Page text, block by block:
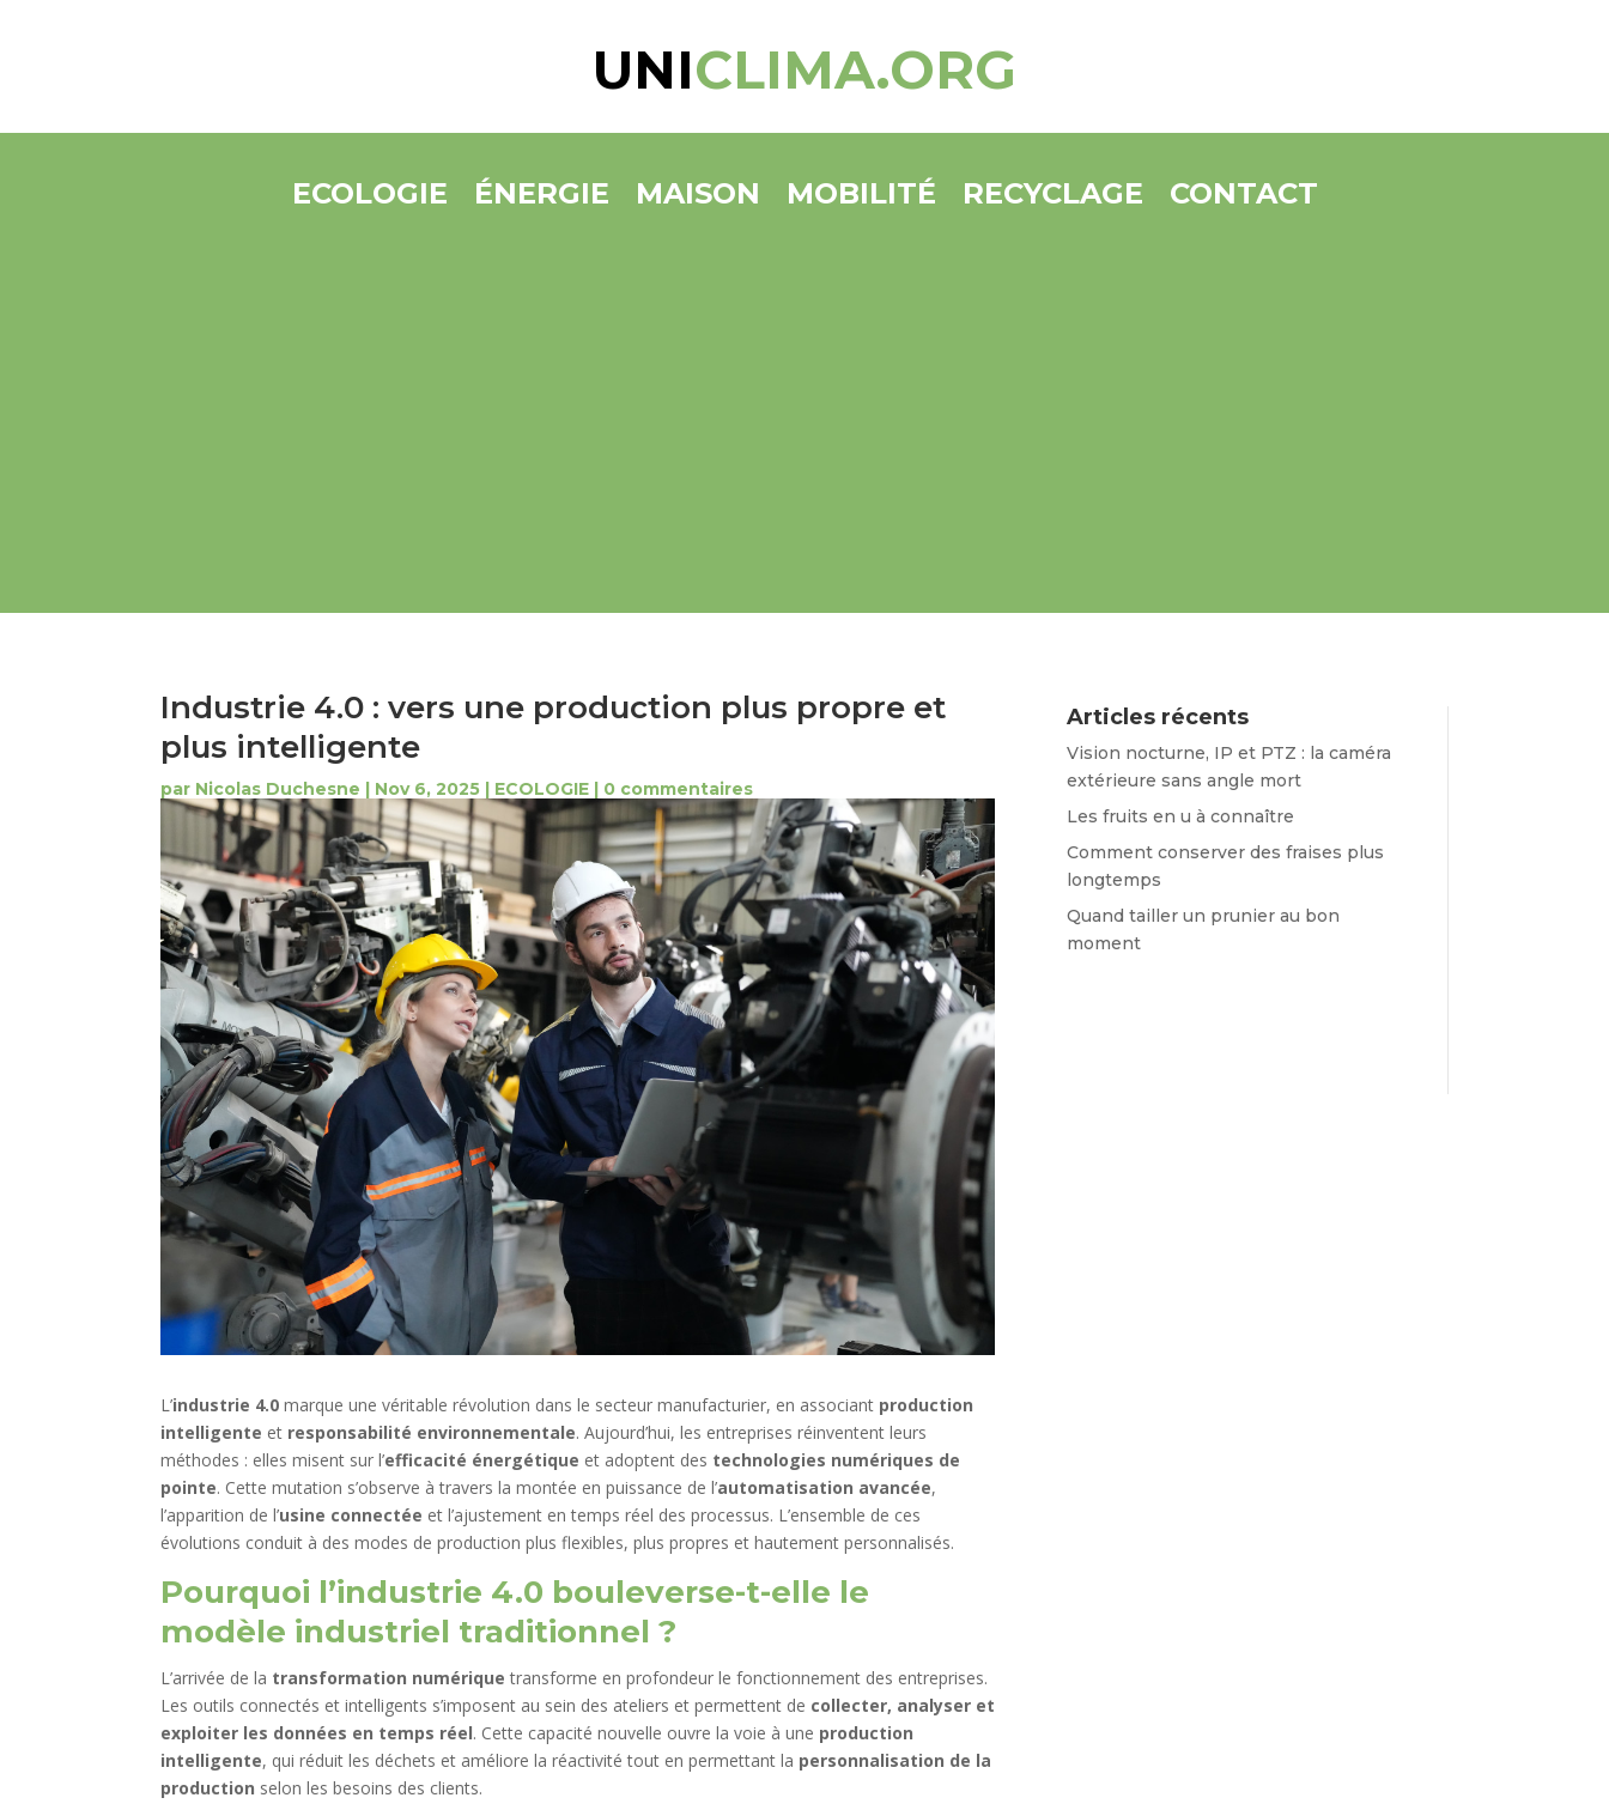
UNICLIMA.ORG
ECOLOGIE ÉNERGIE MAISON MOBILITÉ RECYCLAGE CONTACT
Industrie 4.0 : vers une production plus propre et
plus intelligente
par Nicolas Duchesne Nov 6, 2025 ECOLOGIE 0 commentaires
L’industrie 4.0 marque une véritable révolution dans le secteur manufacturier, en associant production
intelligente et responsabilité environnementale. Aujourd’hui, les entreprises réinventent leurs
méthodes : elles misent sur l’efficacité énergétique et adoptent des technologies numériques de
pointe. Cette mutation s’observe à travers la montée en puissance de l’automatisation avancée,
l’apparition de l’usine connectée et l’ajustement en temps réel des processus. L’ensemble de ces
évolutions conduit à des modes de production plus flexibles, plus propres et hautement personnalisés.
Pourquoi l’industrie 4.0 bouleverse-t-elle le
modèle industriel traditionnel ?
L’arrivée de la transformation numérique transforme en profondeur le fonctionnement des entreprises.
Les outils connectés et intelligents s’imposent au sein des ateliers et permettent de collecter, analyser et
exploiter les données en temps réel. Cette capacité nouvelle ouvre la voie à une production
intelligente, qui réduit les déchets et améliore la réactivité tout en permettant la personnalisation de la
production selon les besoins des clients.
Articles récents
Vision nocturne, IP et PTZ : la caméra
extérieure sans angle mort
Les fruits en u à connaître
Comment conserver des fraises plus
longtemps
Quand tailler un prunier au bon
moment